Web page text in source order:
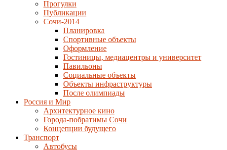
Прогулки
Публикации
Сочи-2014
Планировка
Спортивные объекты
Оформление
Гостиницы, медиацентры и университет
Павильоны
Социальные объекты
Объекты инфраструктуры
После олимпиады
Россия и Мир
Архитектурное кино
Города-побратимы Сочи
Концепции будущего
Транспорт
Автобусы